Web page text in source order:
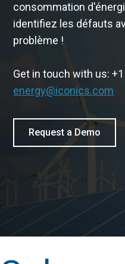
consommation
identifiez les défauts
problème !
Get in touch with us:
energy@iconics.com
Request a Demo